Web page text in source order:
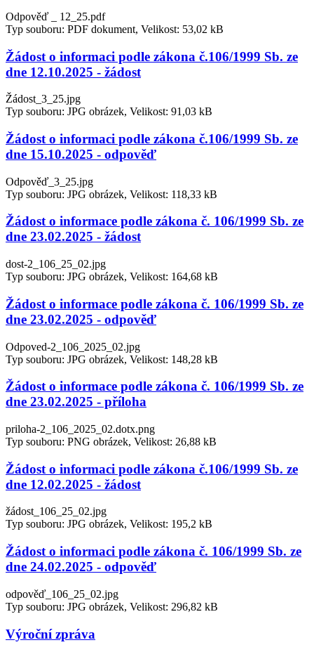
Odpověď _ 12_25.pdf
Typ souboru: PDF dokument, Velikost: 53,02 kB
Žádost o informaci podle zákona č.106/1999 Sb. ze
dne 12.10.2025 - žádost
Žádost_3_25.jpg
Typ souboru: JPG obrázek, Velikost: 91,03 kB
Žádost o informaci podle zákona č.106/1999 Sb. ze
dne 15.10.2025 - odpověď
Odpověď_3_25.jpg
Typ souboru: JPG obrázek, Velikost: 118,33 kB
Žádost o informace podle zákona č. 106/1999 Sb. ze
dne 23.02.2025 - žádost
dost-2_106_25_02.jpg
Typ souboru: JPG obrázek, Velikost: 164,68 kB
Žádost o informace podle zákona č. 106/1999 Sb. ze
dne 23.02.2025 - odpověď
Odpoved-2_106_2025_02.jpg
Typ souboru: JPG obrázek, Velikost: 148,28 kB
Žádost o informace podle zákona č. 106/1999 Sb. ze
dne 23.02.2025 - příloha
priloha-2_106_2025_02.dotx.png
Typ souboru: PNG obrázek, Velikost: 26,88 kB
Žádost o informaci podle zákona č.106/1999 Sb. ze
dne 12.02.2025 - žádost
žádost_106_25_02.jpg
Typ souboru: JPG obrázek, Velikost: 195,2 kB
Žádost o informaci podle zákona č. 106/1999 Sb. ze
dne 24.02.2025 - odpověď
odpověď_106_25_02.jpg
Typ souboru: JPG obrázek, Velikost: 296,82 kB
Výroční zpráva